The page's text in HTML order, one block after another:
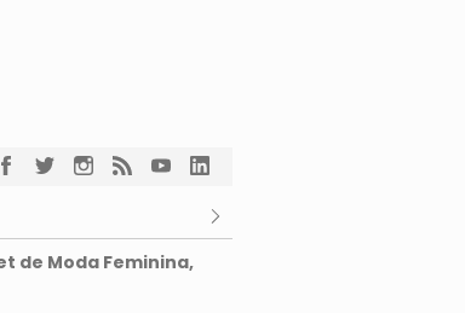
de Moda Feminina,